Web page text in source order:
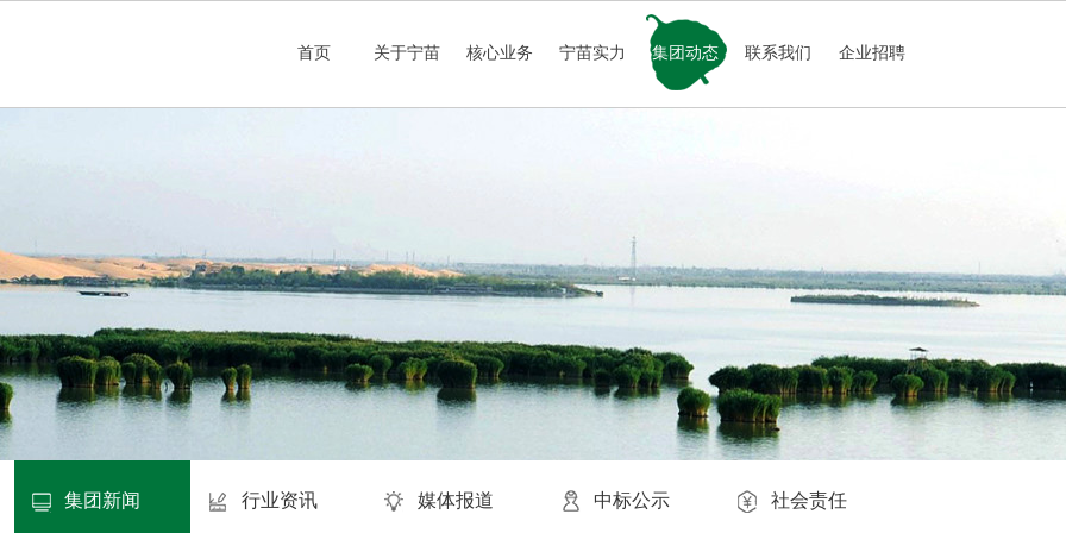
首页 关于宁苗 核心业务 宁苗实力 集团动态 联系我们 企业招聘
集团新闻 行业资讯 媒体报道 中标公示 社会责任